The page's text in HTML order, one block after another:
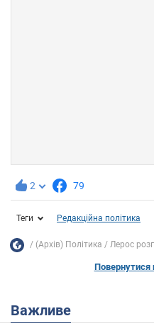
2 79
Теги Редакційна політика
(Архів) Політика Лерос
Повернутися
Важливе